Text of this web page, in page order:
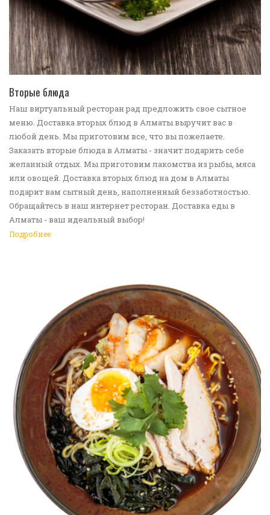
Вторые блюда
Наш виртуальный ресторан рад предложить свое сытное
меню. Доставка вторых блюд в Алматы выручит вас в
любой день. Мы приготовим все, что вы пожелаете.
Заказать вторые блюда в Алматы - значит подарить себе
желанный отдых. Мы приготовим лакомства из рыбы, мяса
или овощей. Доставка вторых блюд на дом в Алматы
подарит вам сытный день, наполненный беззаботностью.
Обращайтесь в наш интернет ресторан. Доставка еды в
Алматы - ваш идеальный выбор!
Подробнее